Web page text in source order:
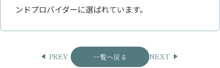
ンドプロバイダーに選ばれています。
PREV 一覧へ戻る NEXT